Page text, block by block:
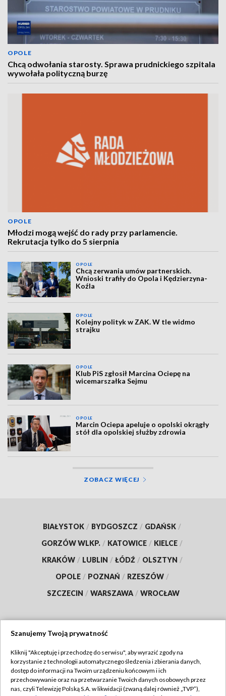
OPOLE
Chcą odwołania starosty. Sprawa prudnickiego szpitala
wywołała polityczną burzę
OPOLE
Młodzi mogą wejść do rady przy parlamencie.
Rekrutacja tylko do 5 sierpnia
OPOLE
Chcą zerwania umów partnerskich.
Wnioski trafiły do Opola i Kędzierzyna-
Koźla
OPOLE
Kolejny polityk w ZAK. W tle widmo
strajku
OPOLE
Klub PiS zgłosił Marcina Ociepę na
wicemarszałka Sejmu
OPOLE
Marcin Ociepa apeluje o opolski okrągły
stół dla opolskiej służby zdrowia
ZOBACZ WIĘCEJ
BIAŁYSTOK / BYDGOSZCZ / GDAŃSK /
GORZÓW WLKP. / KATOWICE / KIELCE /
KRAKÓW / LUBLIN / ŁÓDŹ / OLSZTYN /
OPOLE / POZNAŃ / RZESZÓW /
SZCZECIN / WARSZAWA / WROCŁAW
TVP
Abonament TVP
Regulamin TVP
Szanujemy Twoją prywatność
Kliknij "Akceptuję i przechodzę do serwisu", aby wyrazić zgody na
korzystanie z technologii automatycznego śledzenia i zbierania danych,
dostęp do informacji na Twoim urządzeniu końcowym i ich
przechowywanie oraz na przetwarzanie Twoich danych osobowych przez
nas, czyli Telewizję Polską S.A. w likwidacji (zwaną dalej również „TVP”),